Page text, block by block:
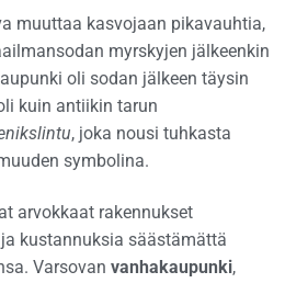
muuttaa kasvojaan pikavauhtia,
myrskyjen jälkeenkin
oli sodan jälkeen täysin
kuin antiikin tarun
, joka nousi tuhkasta
symbolina.
arvokkaat rakennukset
kustannuksia säästämättä
Varsovan vanhakaupunki,